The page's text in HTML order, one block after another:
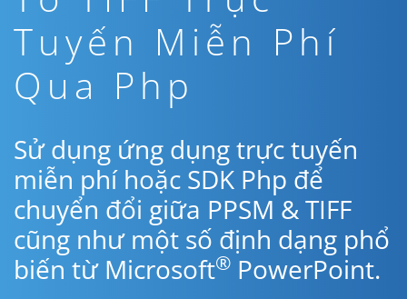
Tuyến Miễn Phí
Qua Php
Sử dụng ứng dụng trực tuyến
miễn phí hoặc SDK Php để
chuyển đổi giữa PPSM & TIFF
cũng như một số định dạng phổ
biến từ Microsoft® PowerPoint.